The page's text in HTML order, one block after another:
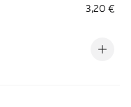
3,20 €